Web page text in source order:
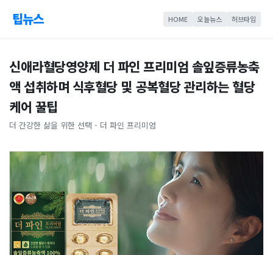
팁뉴스 HOME 오늘뉴스 허브타임
신애라혈당영양제 더 파인 프리미엄 솔잎증류농축
액 섭취하며 식후혈당 및 공복혈당 관리하는 혈당
케어 꿀팁
더 간강한 삶을 위한 선택 - 더 파인 프리미엄